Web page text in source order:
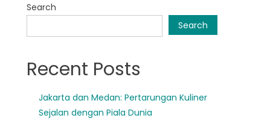
Search
Search
Recent Posts
Jakarta dan Medan: Pertarungan Kuliner
Sejalan dengan Piala Dunia